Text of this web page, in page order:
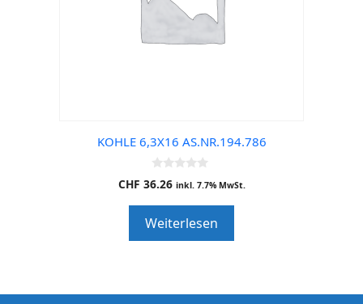
KOHLE 6,3X16 AS.NR.194.786
0
o
o
f
5
CHF 36.26 inkl. 7.7% MwSt.
Weiterlesen